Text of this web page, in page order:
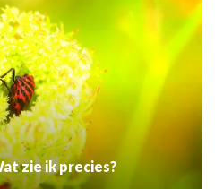
zie ik precies?